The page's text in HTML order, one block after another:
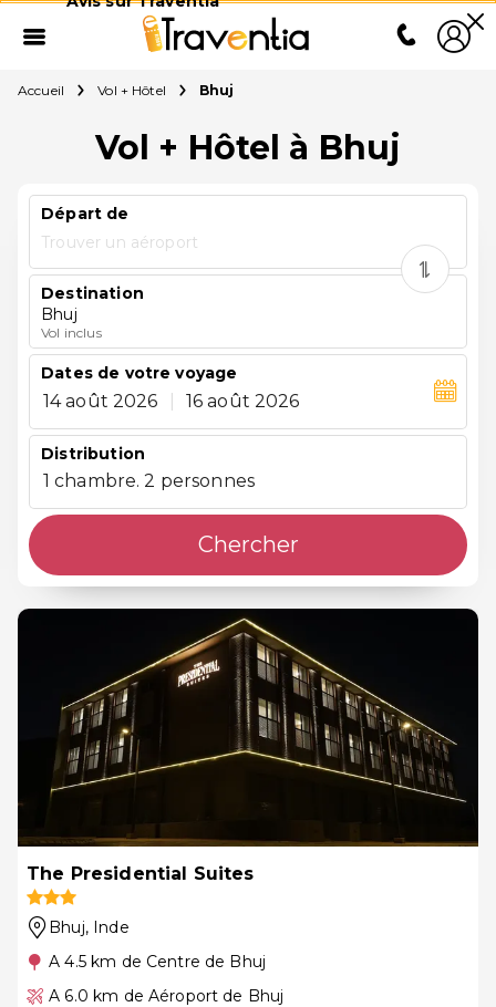
Accueil Vol + Hôtel Bhuj
Vol + Hôtel à Bhuj
Départ de
Trouver un aéroport
Destination
Bhuj
Vol inclus
Dates de votre voyage
14 août 2026 16 août 2026
Distribution
1 chambre. 2 personnes
Chercher
The Presidential Suites
Bhuj, Inde
A 4.5 km de Centre de Bhuj
A 6.0 km de Aéroport de Bhuj